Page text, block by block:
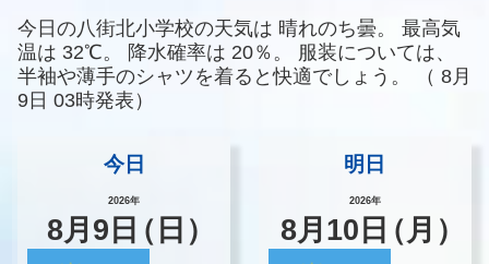
今日の八街北小学校の天気は 晴れのち曇。
最高気
温は 32℃。 降水確率は 20％。
服装については、
半袖や薄手のシャツを着ると快適でしょう。
（ 8月
9日 03時発表）
今日
2026年
8月 9 日（日）
明日
2026年
8月 10 日（月）